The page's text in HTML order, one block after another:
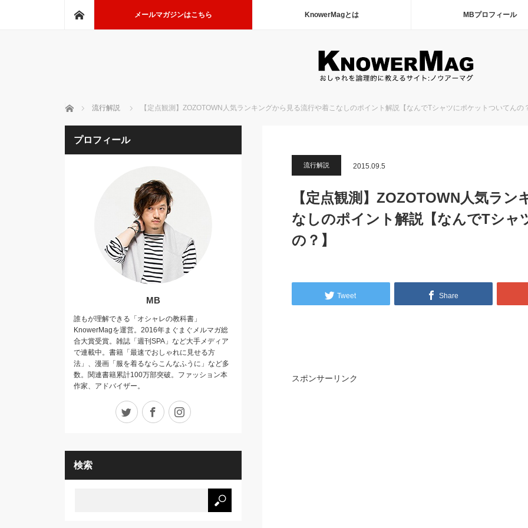
メールマガジンはこちら KnowerMagとは MBプロフィール
ホーム 流行解説 【定点観測】ZOZOTOWN人気ランキングから見る流行や着こなしのポイント解説【なんでTシャツにポケットついてんの？
流行解説 2015.09.5
【定点観測】ZOZOTOWN人気ラ
なしのポイント解説【なんでTシャ
の？】
Tweet Share
スポンサーリンク
プロフィール
MB
誰もが理解できる「オシャレの教科書」
KnowerMagを運営。2016年まぐまぐメルマガ総
合大賞受賞。雑誌「週刊SPA」など大手メディア
で連載中。書籍「最速でおしゃれに見せる方
法」、漫画「服を着るならこんなふうに」など多
数。関連書籍累計100万部突破。ファッション本
作家、アドバイザー。
Twitter Facebook
検索